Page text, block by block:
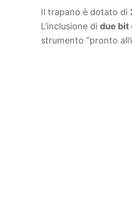
Il trapano è dotato di
L’inclusione di due bit
strumento “pronto